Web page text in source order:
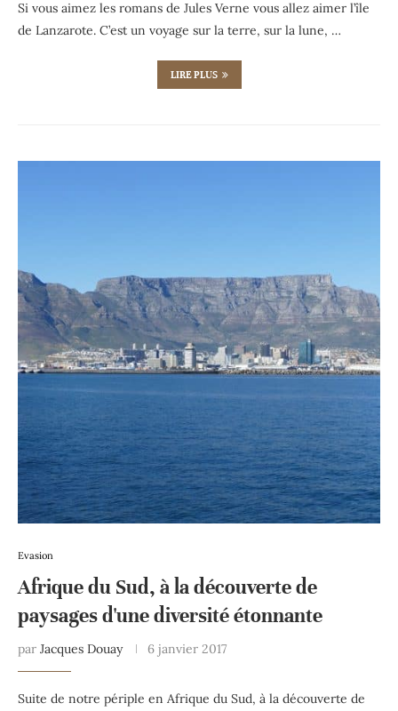
Si vous aimez les romans de Jules Verne vous allez aimer l’île
de Lanzarote. C’est un voyage sur la terre, sur la lune, …
LIRE PLUS
Evasion
Afrique du Sud, à la découverte de
paysages d'une diversité étonnante
par Jacques Douay 6 janvier 2017
Suite de notre périple en Afrique du Sud, à la découverte de